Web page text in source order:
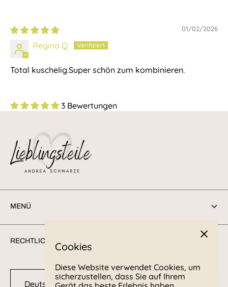
Cookies
Diese Website verwendet Cookies, um
sicherzustellen, dass Sie auf Ihrem
01/02/2026
Regina Q.
Total kuschelig.Super schön zum kombinieren.
3 Bewertungen
MENÜ
Sendungsverfolgung
RECHTLICHES
Retoure/Rücksendung
Deutschland (EUR €)